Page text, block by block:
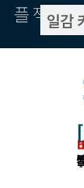
플젝서